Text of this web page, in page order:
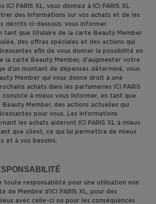
ICI PARIS XL, vous donnez à ICI PARIS XL
des informations sur vos achats et de les
décrits ci-dessous: vous informer
tant que titulaire de la carte Beauty Member
des offres spéciales et des actions qui
afin de vous donner la possibilité en
la carte Beauty Member, d’augmenter votre
d’un montant de dépenses déterminé, vous
Member qui vous donne droit à une
achats dans les parfumeries ICI PARIS
consiste à mieux vous informer, en tant que
Member, des actions actuelles qui
pour vous. Les informations
les achats aideront ICI PARIS XL à mieux
que client, ce qui lui permettra de mieux
et à vos besoins.
toute responsabilité pour une utilisation non
de Membre d'ICI PARIS XL, pour des
avec celle-ci ou pour les conséquences